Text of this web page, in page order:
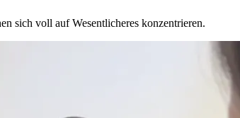
sich voll auf Wesentlicheres konzentrieren.